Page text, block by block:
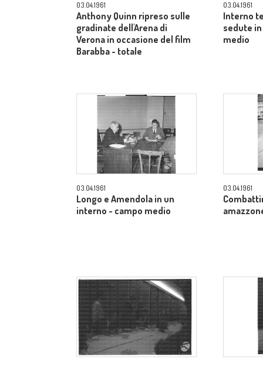
03.04.1961
Anthony Quinn ripreso sulle
gradinate dell'Arena di
Verona in occasione del film
Barabba - totale
03.04.1961
Interno
sedute
medio
03.04.1961
Longo e Amendola in un
interno - campo medio
03.04.1961